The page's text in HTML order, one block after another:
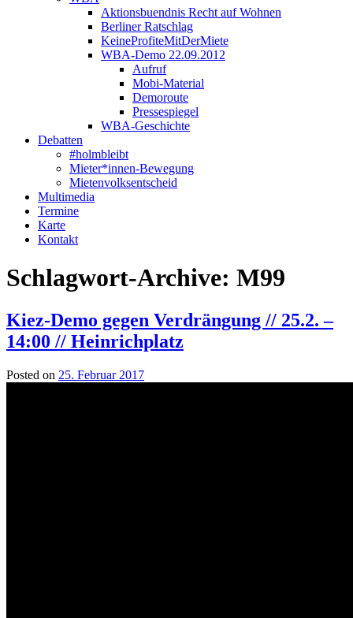
Aktionsbuendnis Recht auf Wohnen
Berliner Ratschlag
KeineProfiteMitDerMiete
WBA-Demo 22.09.2012
Aufruf
Mobi-Material
Demoroute
Pressespiegel
WBA-Geschichte
Debatten
#holmbleibt
Mieter*innen-Bewegung
Mietenvolksentscheid
Multimedia
Termine
Karte
Kontakt
Schlagwort-Archive: M99
Kiez-Demo gegen Verdrängung // 25.2. –
14:00 // Heinrichplatz
Posted on 25. Februar 2017